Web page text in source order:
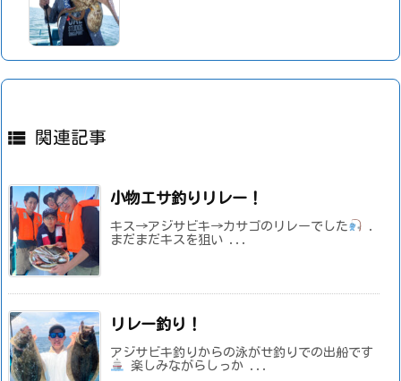
 関連記事
小物エサ釣りリレー！
キス→アジサビキ→カサゴのリレーでした
.
まだまだキスを狙い ...
リレー釣り！
アジサビキ釣りからの泳がせ釣りでの出船です
楽しみながらしっか ...